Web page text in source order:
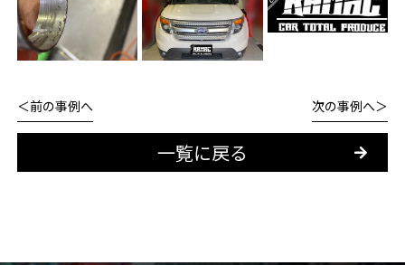
前の事例へ
一覧に戻る
次の事例へ